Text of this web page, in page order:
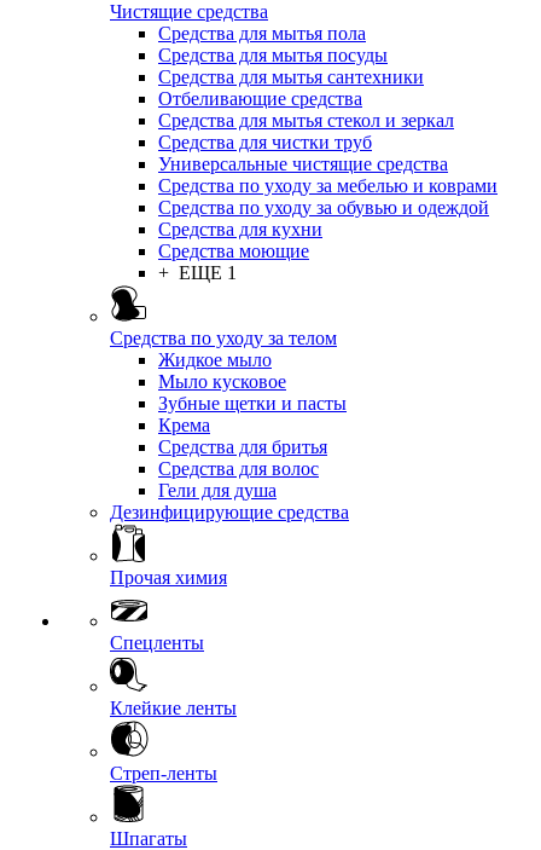
Чистящие средства
Средства для мытья пола
Средства для мытья посуды
Средства для мытья сантехники
Отбеливающие средства
Средства для мытья стекол и зеркал
Средства для чистки труб
Универсальные чистящие средства
Средства по уходу за мебелью и коврами
Средства по уходу за обувью и одеждой
Средства для кухни
Средства моющие
+ ЕЩЕ 1
Средства по уходу за телом
Жидкое мыло
Мыло кусковое
Зубные щетки и пасты
Крема
Средства для бритья
Средства для волос
Гели для душа
Дезинфицирующие средства
Прочая химия
Спецленты
Клейкие ленты
Стреп-ленты
Шпагаты